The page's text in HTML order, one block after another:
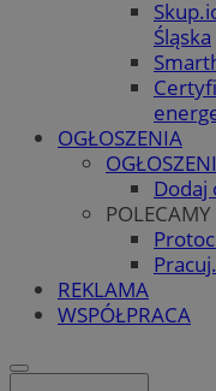
Śląska
OGŁOSZENIA
Dodaj
POLECAMY
REKLAMA
WSPÓŁPRACA